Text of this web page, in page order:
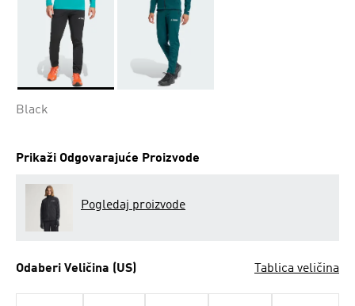
Black
Prikaži Odgovarajuće Proizvode
Pogledaj proizvode
Odaberi Veličina (US) Tablica veličina